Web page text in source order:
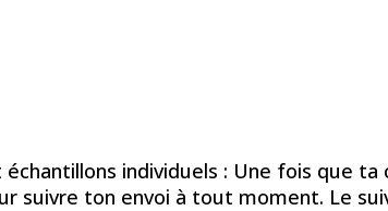
individuels : Une fois que
suivre ton envoi à tout moment. Le